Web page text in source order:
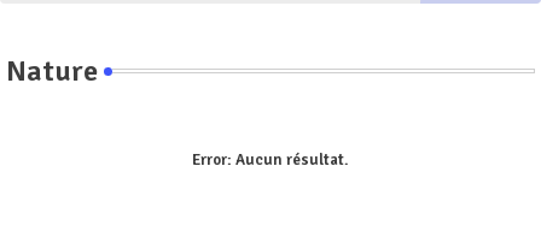
Nature
Error: Aucun résultat.